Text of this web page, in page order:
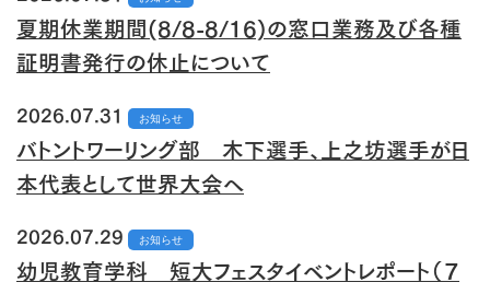
夏期休業期間(8/8-8/16)の窓口業務及び各種
証明書発行の休止について
2026.07.31 お知らせ
バトントワーリング部 木下選手、上之坊選手が日
本代表として世界大会へ
2026.07.29 お知らせ
幼児教育学科 短大フェスタイベントレポート（７